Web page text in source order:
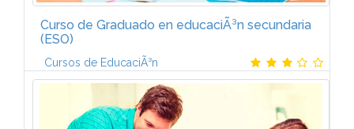
Curso de Graduado en educaciÃ³n secundaria
(ESO)
Cursos de EducaciÃ³n
Â· Ãmbito de ComunicaciÃ³n: Lengua espaÃ±ola y
extranjera y Literatura.Â· Ãmbito Social: Historia,
GeografÃ­a, Historia del Arte, EducaciÃ³n para la